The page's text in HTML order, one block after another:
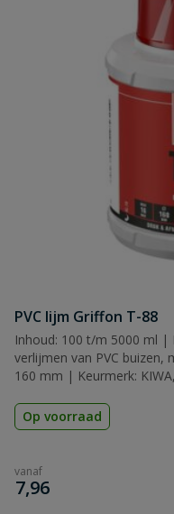
PVC lijm Griffon T-88
Inhoud: 100 t/m 5000 ml |
verlijmen van PVC
160 mm | Keurmerk:
Op voorraad
vanaf
€
7,96